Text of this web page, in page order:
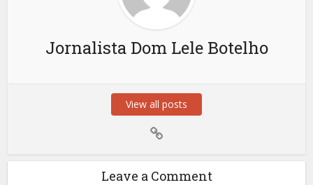
Jornalista Dom Lele Botelho
View all posts
Leave a Comment